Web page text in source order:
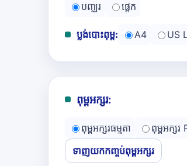
បញ្ឈរ ផ្ដេក
ប្លង់បោះពុម្ព: A4 US
ពុម្ពអក្សរ:
ពុម្ពអក្សរធម្មតា ពុម្ពអក្ស
ទាញយកកញ្ចប់ពុម្ពអក្សរ